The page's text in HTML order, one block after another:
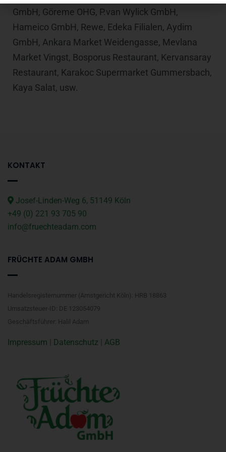
GmbH, Göreme OHG, P.van Wylick GmbH,
Hameico GmbH, Rewe, Edeka Filialen, Aydim
GmbH, Ankara Market Weidengasse, Mevlana
Market Vingst, Bosporus Restaurant, Kervansaray
Restaurant, Karakoc Supermarket Gummersbach,
Kaya Salat, usw.
KONTAKT
Josef-Linden-Weg 6, 51149 Köln
+49 (0) 221 93 705 90
info@fruechteadam.com
FRÜCHTE ADAM GMBH
Handelsregisternummer (Amstgericht Köln): HRB 18863
Umsatzsteuer-ID: DE 123054079
Geschäftsführer: Halil Adam
Impressum Datenschutz AGB